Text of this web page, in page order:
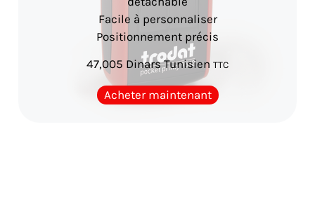
Facile à personnaliser
Positionnement précis
47,005 Dinars Tunisien TTC
Acheter maintenant